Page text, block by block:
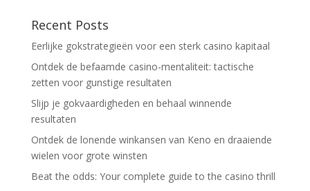
Recent Posts
Eerlijke gokstrategieën voor een sterk casino kapitaal
Ontdek de befaamde casino-mentaliteit: tactische
zetten voor gunstige resultaten
Slijp je gokvaardigheden en behaal winnende
resultaten
Ontdek de lonende winkansen van Keno en draaiende
wielen voor grote winsten
Beat the odds: Your complete guide to the casino thrill